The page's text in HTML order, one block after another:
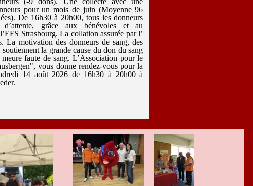
pour un mois de juin (Moyenne 96
De 16h30 à 20h00, tous les donneurs
grâce aux bénévoles et au
Strasbourg. La collation assurée par l’
La motivation des donneurs de sang, des
la grande cause du don du sang
faute de sang.L’Association pour le
vous donne rendez-vous pour la
14 août 2026 de 16h30 à 20h00 à